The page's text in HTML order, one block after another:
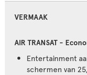
VERMAAK
Entertainment
schermen van